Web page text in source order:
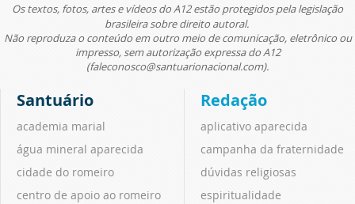
Os textos, fotos, artes e vídeos do A12 estão protegidos pela legislação
brasileira sobre direito autoral.
Não reproduza o conteúdo em outro meio de comunicação, eletrônico ou
impresso, sem autorização expressa do A12
(faleconosco@santuarionacional.com).
Santuário
academia marial
água mineral aparecida
cidade do romeiro
centro de apoio ao romeiro
Redação
aplicativo aparecida
campanha da fraternidade
dúvidas religiosas
espiritualidade